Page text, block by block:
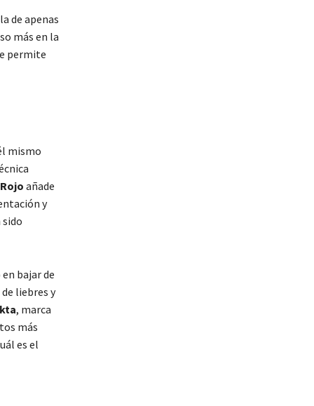
de apenas
más en la
permite
mismo
añade
y
bajar de
liebres y
, marca
más
es el